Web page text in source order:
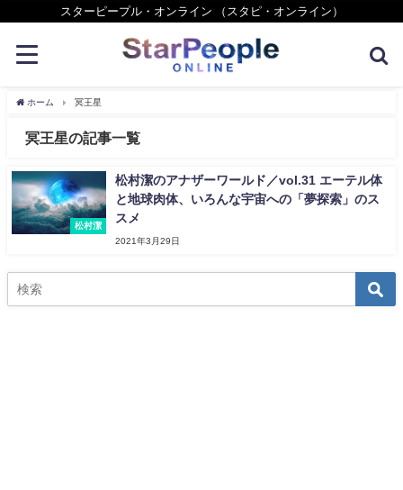
スターピープル・オンライン （スタピ・オンライン）
ホーム 冥王星
冥王星の記事一覧
松村潔
松村潔のアナザーワールド／vol.31 エーテル体
と地球肉体、いろんな宇宙への「夢探索」のス
スメ
2021年3月29日